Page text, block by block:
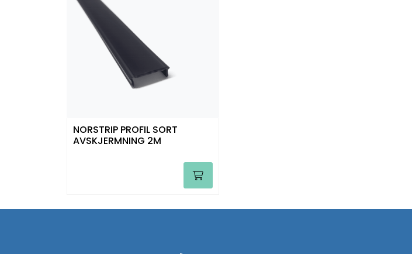
NORSTRIP PROFIL SORT
AVSKJERMNING 2M